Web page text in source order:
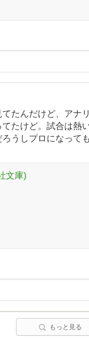
たんだけど、アナ
たけど。試合は熱
うしプロになって
文庫)
もっと見る